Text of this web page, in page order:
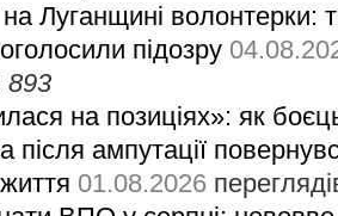
Луганщині волонтерки:
підозру
893
на позиціях»: як
після ампутації
01.08.2026